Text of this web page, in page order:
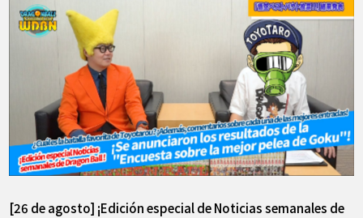
[26 de agosto] ¡Edición especial de Noticias semanales de